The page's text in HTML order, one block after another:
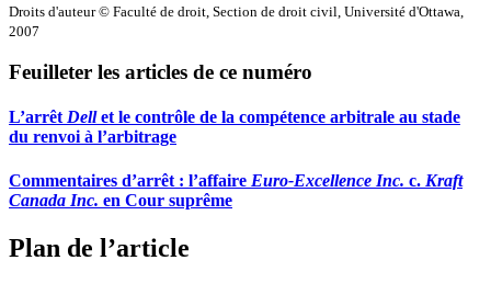
Droits d'auteur © Faculté de droit, Section de droit civil, Université d'Ottawa,
2007
Feuilleter les articles de ce numéro
L’arrêtDellet le contrôle de la compétence arbitrale au stade
du renvoi à l’arbitrage
Commentaires d’arrêt : l’affaire Euro-Excellence Inc. c. Kraft
Canada Inc. en Cour suprême
Plan de l’article